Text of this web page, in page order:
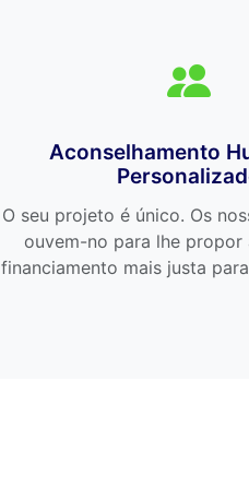
Aconselhamento
O seu projeto é único. Os
ouvem-no para lhe propor
financiamento mais justa